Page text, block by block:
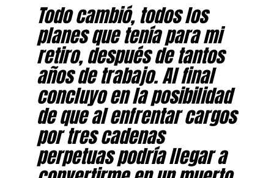
Todo cambió, todos los
planes que tenía para mi
retiro, después de tantos
años de trabajo. Al final
concluyo en la posibilidad
de que al enfrentar cargos
por tres cadenas
perpetuas podría llegar a